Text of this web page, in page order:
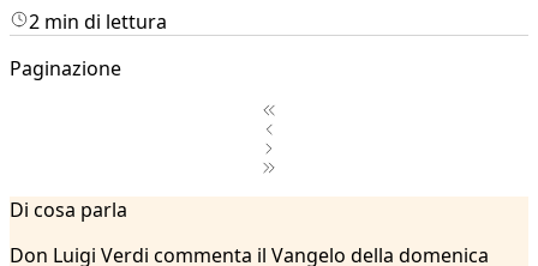
2 min di lettura
Paginazione
2
...
Di cosa parla
Don Luigi Verdi commenta il Vangelo della domenica